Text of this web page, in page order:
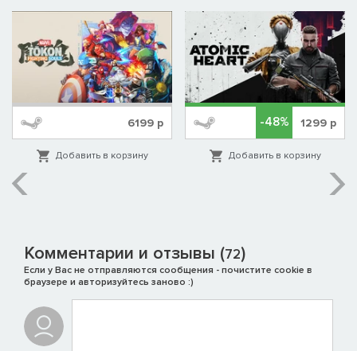
6199 р
Добавить в корзину
-48% 1299 р
Добавить в корзину
Комментарии и отзывы (72)
Если у Вас не отправляются сообщения - почистите cookie в
браузере и авторизуйтесь заново :)